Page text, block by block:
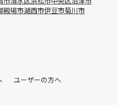
殿場市湖西市伊豆市菊川市
ユーザーの方へ